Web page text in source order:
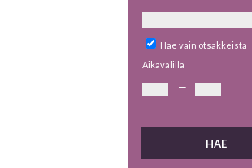
Hae vain otsakkeista
Aikavälillä
—